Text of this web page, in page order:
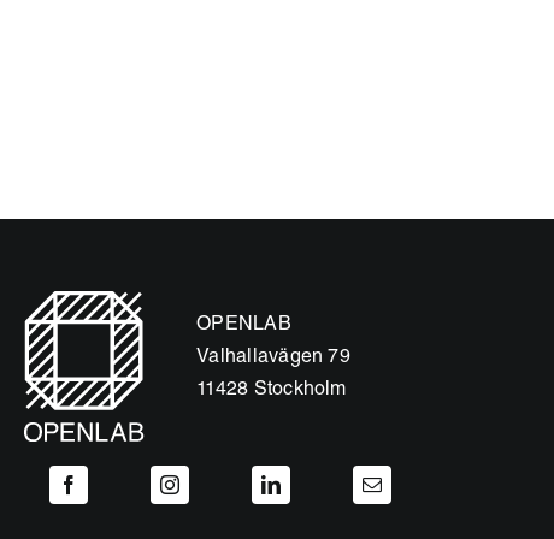
OPENLAB
Valhallavägen 79
11428 Stockholm